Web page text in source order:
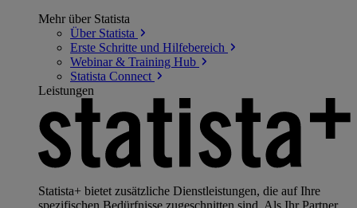
Mehr über Statista
Über Statista
Erste Schritte und Hilfebereich
Webinar & Training Hub
Statista Connect
Leistungen
Statista+ bietet zusätzliche Dienstleistungen, die auf Ihre
spezifischen Bedürfnisse zugeschnitten sind. Als Ihr Partner